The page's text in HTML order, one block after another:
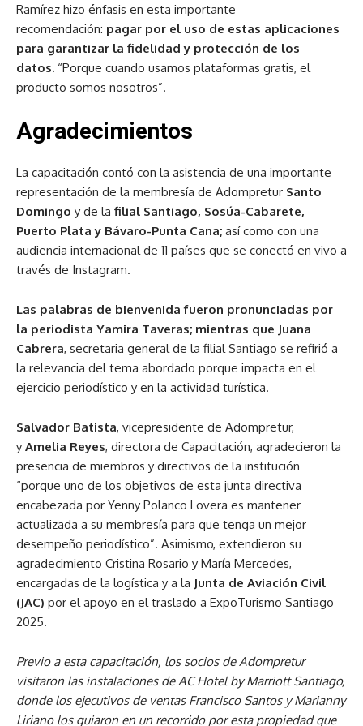
Ramírez hizo énfasis en esta importante
recomendación: pagar por el uso de estas aplicaciones
para garantizar la fidelidad y protección de los
datos. “Porque cuando usamos plataformas gratis, el
producto somos nosotros”.
Agradecimientos
La capacitación contó con la asistencia de una importante
representación de la membresía de Adompretur Santo
Domingo y de la filial Santiago, Sosúa-Cabarete,
Puerto Plata y Bávaro-Punta Cana; así como con una
audiencia internacional de 11 países que se conectó en vivo a
través de Instagram.
Las palabras de bienvenida fueron pronunciadas por
la periodista Yamira Taveras; mientras que Juana
Cabrera, secretaria general de la filial Santiago se refirió a
la relevancia del tema abordado porque impacta en el
ejercicio periodístico y en la actividad turística.
Salvador Batista, vicepresidente de Adompretur,
y Amelia Reyes, directora de Capacitación, agradecieron la
presencia de miembros y directivos de la institución
“porque uno de los objetivos de esta junta directiva
encabezada por Yenny Polanco Lovera es mantener
actualizada a su membresía para que tenga un mejor
desempeño periodístico”. Asimismo, extendieron su
agradecimiento Cristina Rosario y María Mercedes,
encargadas de la logística y a la Junta de Aviación Civil
(JAC) por el apoyo en el traslado a ExpoTurismo Santiago
2025.
Previo a esta capacitación, los socios de Adompretur
visitaron las instalaciones de AC Hotel by Marriott Santiago,
donde los ejecutivos de ventas Francisco Santos y Marianny
Liriano los guiaron en un recorrido por esta propiedad que